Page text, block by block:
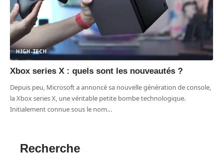
HIGH-TECH
Xbox series X : quels sont les nouveautés ?
Depuis peu, Microsoft a annoncé sa nouvelle génération de console,
la Xbox series X, une véritable petite bombe technologique.
Initialement connue sous le nom…
Recherche